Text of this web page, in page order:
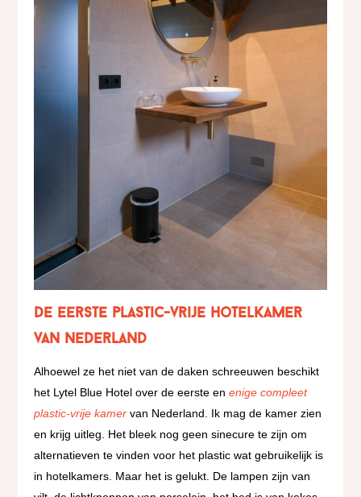
De eerste plastic-vrije hotelkamer
van Nederland
Alhoewel ze het niet van de daken schreeuwen beschikt
het Lytel Blue Hotel over de eerste enenige compleet
plastic-vrije kamer van Nederland. Ik mag de kamer zien
en krijg uitleg. Het bleek nog geen sinecure te zijn om
alternatieven te vinden voor het plastic wat gebruikelijk is
in hotelkamers. Maar het is gelukt. De lampen zijn van